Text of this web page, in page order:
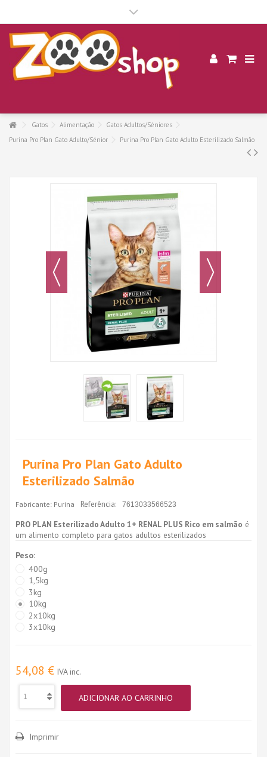
Gatos Alimentação
Gatos Adultos/Séniores
Purina Pro Plan Gato Adulto/Sénior
Purina Pro Plan Gato Adulto Esterilizado Salmão
Purina Pro Plan Gato Adulto
Esterilizado Salmão
Fabricante: Purina Referência: 7613033566523
PRO PLAN Esterilizado Adulto 1+ RENAL PLUS Rico em salmão é
um alimento completo para gatos adultos esterilizados
Peso:
400g
1,5kg
3kg
10kg
2x10kg
3x10kg
54,08 € IVA inc.
ADICIONAR AO CARRINHO
Imprimir